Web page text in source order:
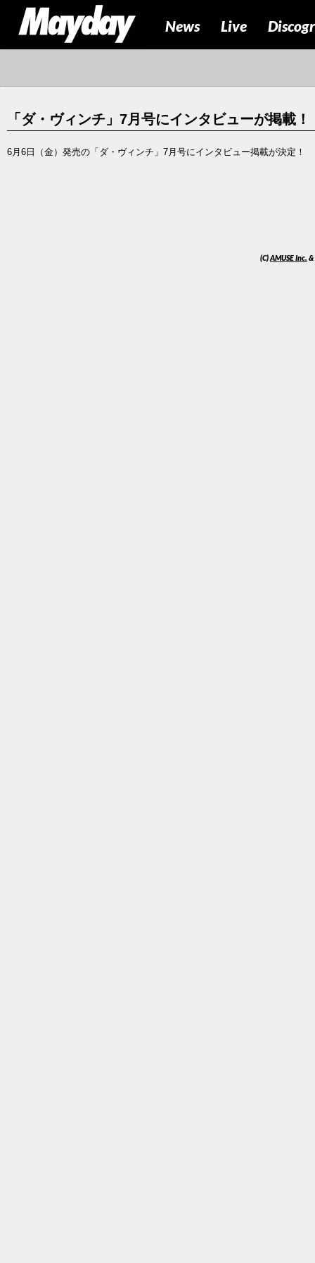
News Live
「ダ・ヴィンチ」7月号にインタビューが掲載！
6月6日（金）発売の「ダ・ヴィンチ」7月号にインタビュー掲載が決定！
(C)AMUSE Inc. &